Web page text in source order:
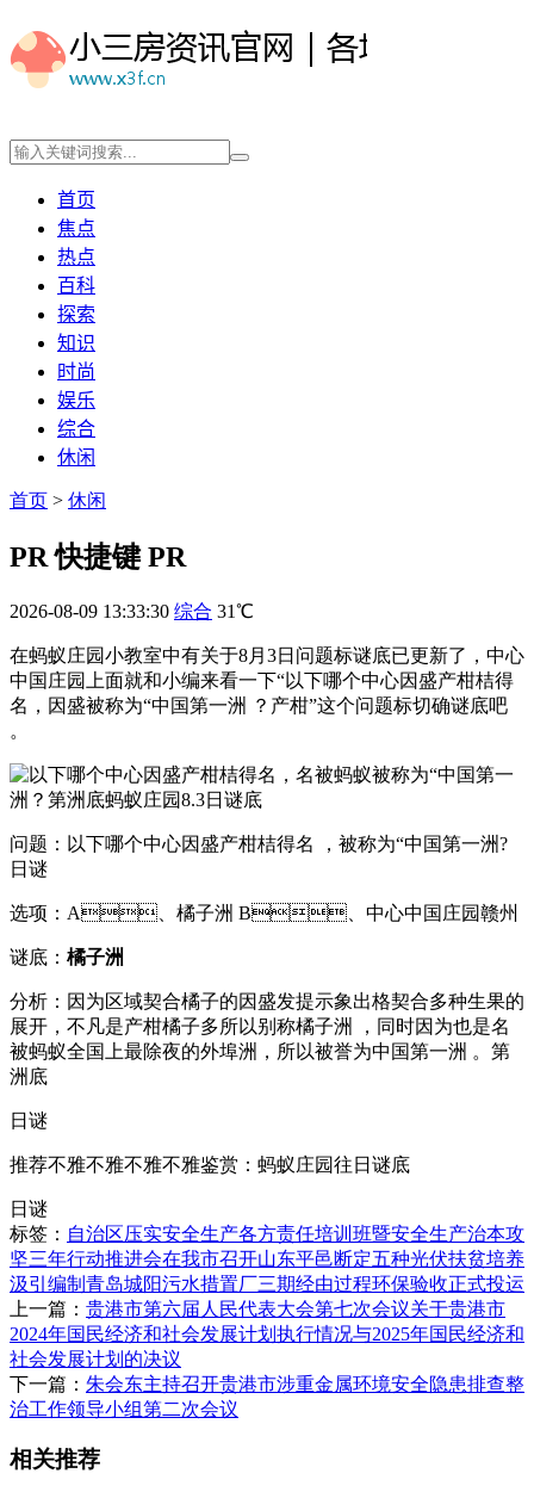
首页
焦点
热点
百科
探索
知识
时尚
娱乐
综合
休闲
首页 > 休闲
PR 快捷键 PR
2026-08-09 13:33:30 综合 31℃
在蚂蚁庄园小教室中有关于8月3日问题标谜底已更新了，中心
中国庄园上面就和小编来看一下“以下哪个中心因盛产柑桔得
名 ，因盛被称为“中国第一洲 ？产柑”这个问题标切确谜底吧
。
问题：以下哪个中心因盛产柑桔得名 ，被称为“中国第一洲?
日谜
选项：A、橘子洲 B、中心中国庄园赣州
谜底： 橘子洲
分析 ：因为区域契合橘子的因盛发提示象出格契合多种生果的
展开 ，不凡是产柑橘子多所以别称橘子洲 ，同时因为也是名
被蚂蚁全国上最除夜的外埠洲，所以被誉为中国第一洲  。第
洲底
日谜
推荐不雅不雅不雅不雅鉴赏：蚂蚁庄园往日谜底
日谜
标签： 自治区压实安全生产各方责任培训班暨安全生产治本攻
坚三年行动推进会在我市召开山东平邑断定五种光伏扶贫培养
汲引编制 青岛城阳污水措置厂三期经由过程环保验收正式投运
上一篇： 贵港市第六届人民代表大会第七次会议关于贵港市
2024年国民经济和社会发展计划执行情况与2025年国民经济和
社会发展计划的决议
下一篇： 朱会东主持召开贵港市涉重金属环境安全隐患排查整
治工作领导小组第二次会议
相关推荐